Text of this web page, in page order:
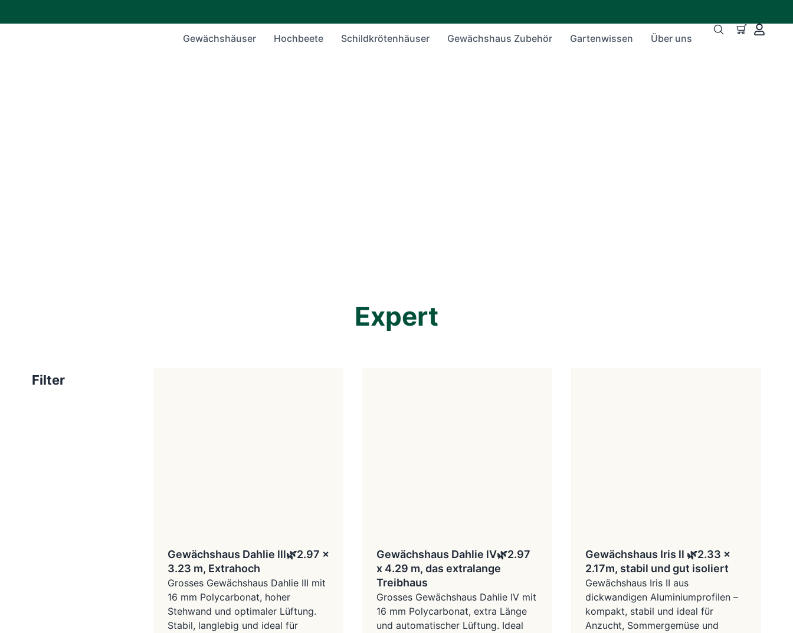
Gewächshäuser Hochbeete Schildkrötenhäuser Gewächshaus Zubehör Gartenwissen Über uns
Expert
Filter
Gewächshaus Dahlie lll🌿2.97 x
3.23 m, Extrahoch
Grosses Gewächshaus Dahlie III mit
16 mm Polycarbonat, hoher
Stehwand und optimaler Lüftung.
Stabil, langlebig und ideal für
Gewächshaus Dahlie lV🌿2.97
x 4.29 m, das extralange
Treibhaus
Grosses Gewächshaus Dahlie IV mit
16 mm Polycarbonat, extra Länge
und automatischer Lüftung. Ideal
Gewächshaus Iris ll 🌿2.33 x
2.17m, stabil und gut isoliert
Gewächshaus Iris II aus
dickwandigen Aluminiumprofilen –
kompakt, stabil und ideal für
Anzucht, Sommergemüse und